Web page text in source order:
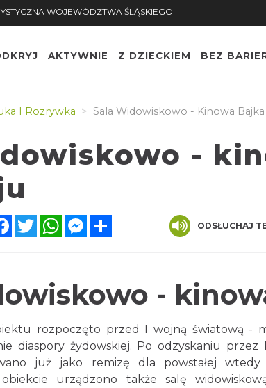
WOJEWÓDZTWA ŚLĄSKIEGO
AKTYWNIE Z DZIECKIEM BEZ
I Rozrywka Sala Widowiskowo - Kinowa
-
FacebookTwitterWhatsAppMessenger ODSŁUCHAJ
-
rozpoczęto przed I wojną światową -
diaspory żydowskiej. Po odzyskaniu przez
już jako remizę dla powstałej wtedy
urządzono także salę